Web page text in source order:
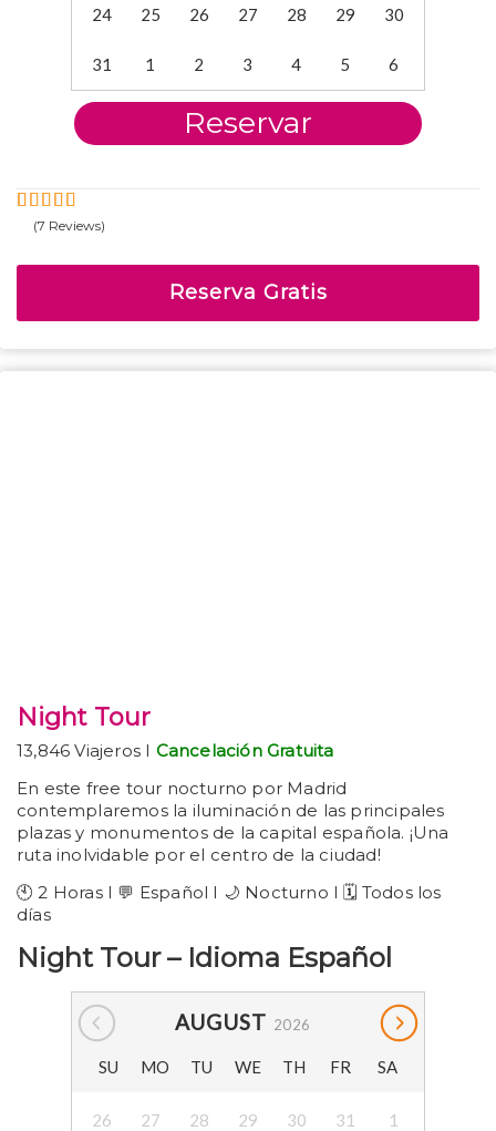
24 25 26 27 28 29 30
31 1 2 3 4 5 6
Reservar
4.86Fuera
(7 Reviews)
Reserva Gratis
Night Tour
13,846 Viajeros I Cancelación Gratuita
En este free tour nocturno por Madrid
contemplaremos la iluminación de las principales
plazas y monumentos de la capital española. ¡Una
ruta inolvidable por el centro de la ciudad!
🕙 2 Horas I 💬 Español I 🌙 Nocturno I 🗓️ Todos los
días
Night Tour – Idioma Español
AUGUST 2026
SU MO TU WE TH FR SA
26 27 28 29 30 31 1